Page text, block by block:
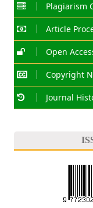
Plagiarism
Article
Open
Copyright
Journal